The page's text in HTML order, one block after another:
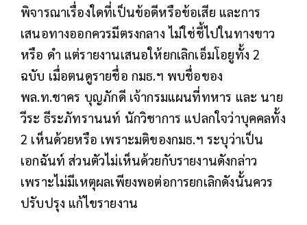
พิจารณาเรื่องใดที่เป็นข้อดีหรือข้อเสีย และการ
เสนอทางออกควรมีตรงกลาง ไม่ใช่ชี้ไปในทางขาว
หรือ ดำ แต่รายงานเสนอให้ยกเลิกเอ็มโอยูทั้ง 2
ฉบับ เมื่อตนดูรายชื่อ กมธ.ฯ พบชื่อของ
พล.ท.ชาคร บุญภักดี เจ้ากรมแผนที่ทหาร และ นาย
วีระ ธีระภัทรานนท์ นักวิชาการ แปลกใจว่าบุคคลทั้ง
2 เห็นด้วยหรือ เพราะมติของกมธ.ฯ ระบุว่าเป็น
เอกฉันท์ ส่วนตัวไม่เห็นด้วยกับรายงานดังกล่าว
เพราะไม่มีเหตุผลเพียงพอต่อการยกเลิกดังนั้นควร
ปรับปรุง แก้ไขรายงาน